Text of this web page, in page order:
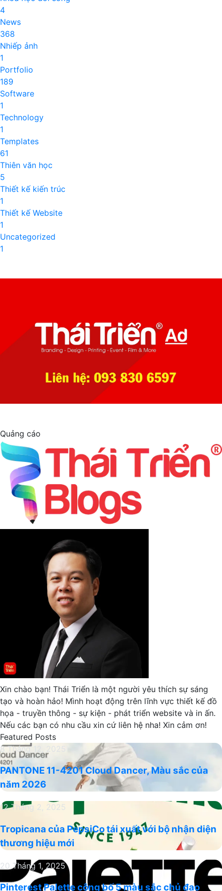
4
News
368
Nhiếp ảnh
1
Portfolio
189
Software
1
Technology
1
Templates
61
Thiên văn học
5
Thiết kế kiến trúc
1
Thiết kế Website
1
Uncategorized
1
Quảng cáo
Xin chào bạn! Thái Triển là một người yêu thích sự sáng
tạo và hoàn hảo! Mình hoạt động trên lĩnh vực thiết kế đồ
họa - truyền thông - sự kiện - phát triển website và in ấn.
Nếu các bạn có nhu cầu xin cứ liên hệ nha! Xin cảm ơn!
Featured Posts
PANTONE
11-
4201
Cloud
Màu
của
năm
8 Tháng 12, 2025
PANTONE 11-4201 Cloud Dancer, Màu sắc của
năm 2026
Tropicana
PepsiCo
tái
với
12 Tháng 2, 2025
Tropicana của PepsiCo tái xuất với bộ nhận diện
thương hiệu mới
Pinterest
Palette
công
20 Tháng 1, 2025
Pinterest Palette công bố 5 màu sắc chủ đạo